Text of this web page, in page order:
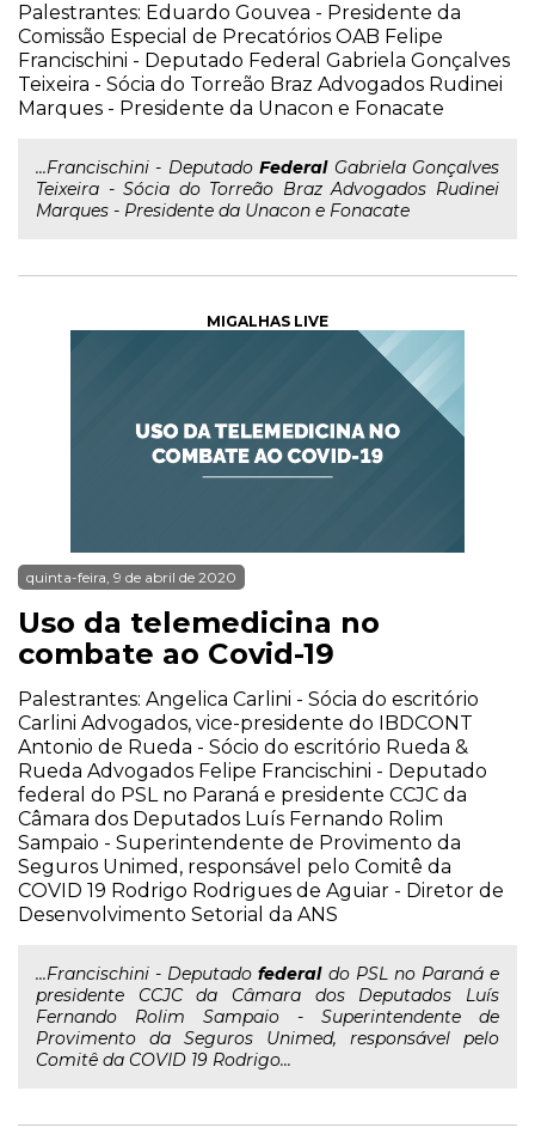
Palestrantes: Eduardo Gouvea - Presidente da
Comissão Especial de Precatórios OAB Felipe
Francischini - Deputado Federal Gabriela Gonçalves
Teixeira - Sócia do Torreão Braz Advogados Rudinei
Marques - Presidente da Unacon e Fonacate
...Francischini - DeputadoFederalGabriela Gonçalves
Teixeira - Sócia do Torreão Braz Advogados Rudinei
Marques - Presidente da Unacon e Fonacate
MIGALHAS LIVE
quinta-feira, 9 de abril de 2020
Uso da telemedicina no
combate ao Covid-19
Palestrantes: Angelica Carlini - Sócia do escritório
Carlini Advogados, vice-presidente do IBDCONT
Antonio de Rueda - Sócio do escritório Rueda &
Rueda Advogados Felipe Francischini - Deputado
federal do PSL no Paraná e presidente CCJC da
Câmara dos Deputados Luís Fernando Rolim
Sampaio - Superintendente de Provimento da
Seguros Unimed, responsável pelo Comitê da
COVID 19 Rodrigo Rodrigues de Aguiar - Diretor de
Desenvolvimento Setorial da ANS
...Francischini - Deputadofederaldo PSL no Paraná e
presidente CCJC da Câmara dos Deputados Luís
Fernando Rolim Sampaio - Superintendente de
Provimento da Seguros Unimed, responsável pelo
Comitê da COVID 19 Rodrigo...